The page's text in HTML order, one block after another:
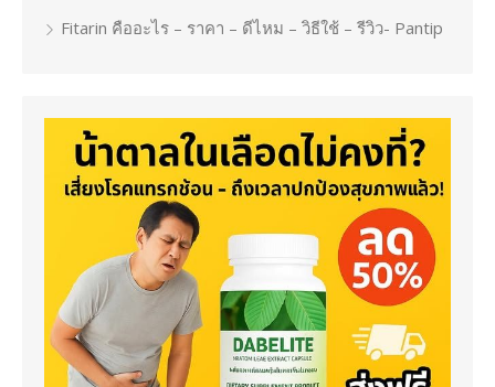
Fitarin คืออะไร – ราคา – ดีไหม – วิธีใช้ – รีวิว- Pantip